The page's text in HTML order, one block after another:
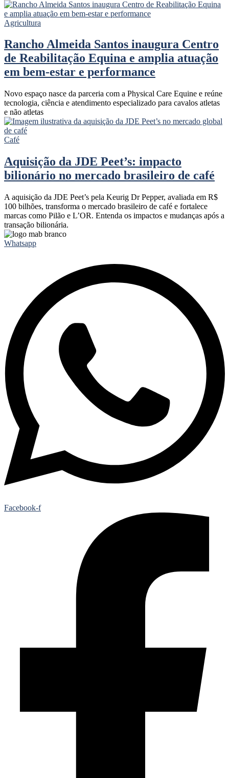
Agricultura
Rancho Almeida Santos inaugura Centro
de Reabilitação Equina e amplia atuação
em bem-estar e performance
Novo espaço nasce da parceria com a Physical Care Equine e reúne
tecnologia, ciência e atendimento especializado para cavalos atletas
e não atletas
Café
Aquisição da JDE Peet’s: impacto
bilionário no mercado brasileiro de café
A aquisição da JDE Peet’s pela Keurig Dr Pepper, avaliada em R$
100 bilhões, transforma o mercado brasileiro de café e fortalece
marcas como Pilão e L’OR. Entenda os impactos e mudanças após a
transação bilionária.
Whatsapp
Facebook-f